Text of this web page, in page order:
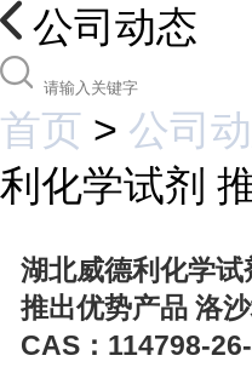
公司动态
首页 > 公司
利化学试剂
湖北威德利化学
推出优势产品 洛
CAS：114798-